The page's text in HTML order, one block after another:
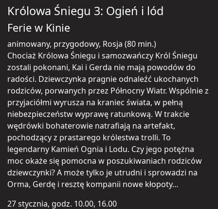
Królowa Śniegu 3: Ogień i lód
Ferie w Kinie
animowany, przygodowy, Rosja (80 min.)
Chociaż Królowa Śniegu i samozwańczy Król Śniegu
zostali pokonani, Kai i Gerda nie mają powodów do
radości. Dziewczynka pragnie odnaleźć ukochanych
rodziców, porwanych przez Północny Wiatr. Wspólnie z
przyjaciółmi wyrusza na kraniec świata, w pełną
niebezpieczeństw wyprawę ratunkową. W trakcie
wędrówki bohaterowie natrafiają na artefakt,
pochodzący z prastarego królestwa trolli. To
legendarny Kamień Ognia i Lodu. Czy jego potężna
moc okaże się pomocna w poszukiwaniach rodziców
dziewczynki? A może tylko je utrudni i sprowadzi na
Orma, Gerdę i resztę kompanii nowe kłopoty…
27 stycznia, godz. 10.00, 16.00